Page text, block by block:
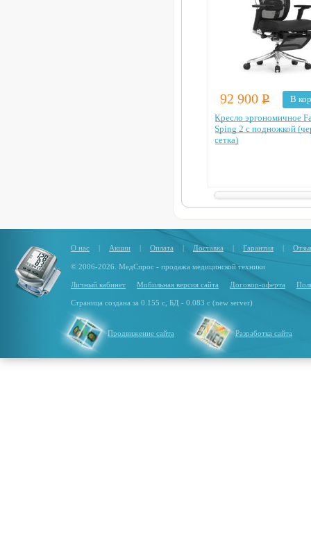
92 900Р
В
Кресло эргономичное
Sping 2 с подножкой
сетка)
О нас | Акции | Оплата | Доставка | Гарантия |
© 2006-2026. МедСпрос - продажа медицинской техники
Личный кабинет Мобильная версия сайта Договор-оферта
Страница создана за 0.155 с, БД - 0.083 с (new server)
Продвижение сайта Разработка сайта